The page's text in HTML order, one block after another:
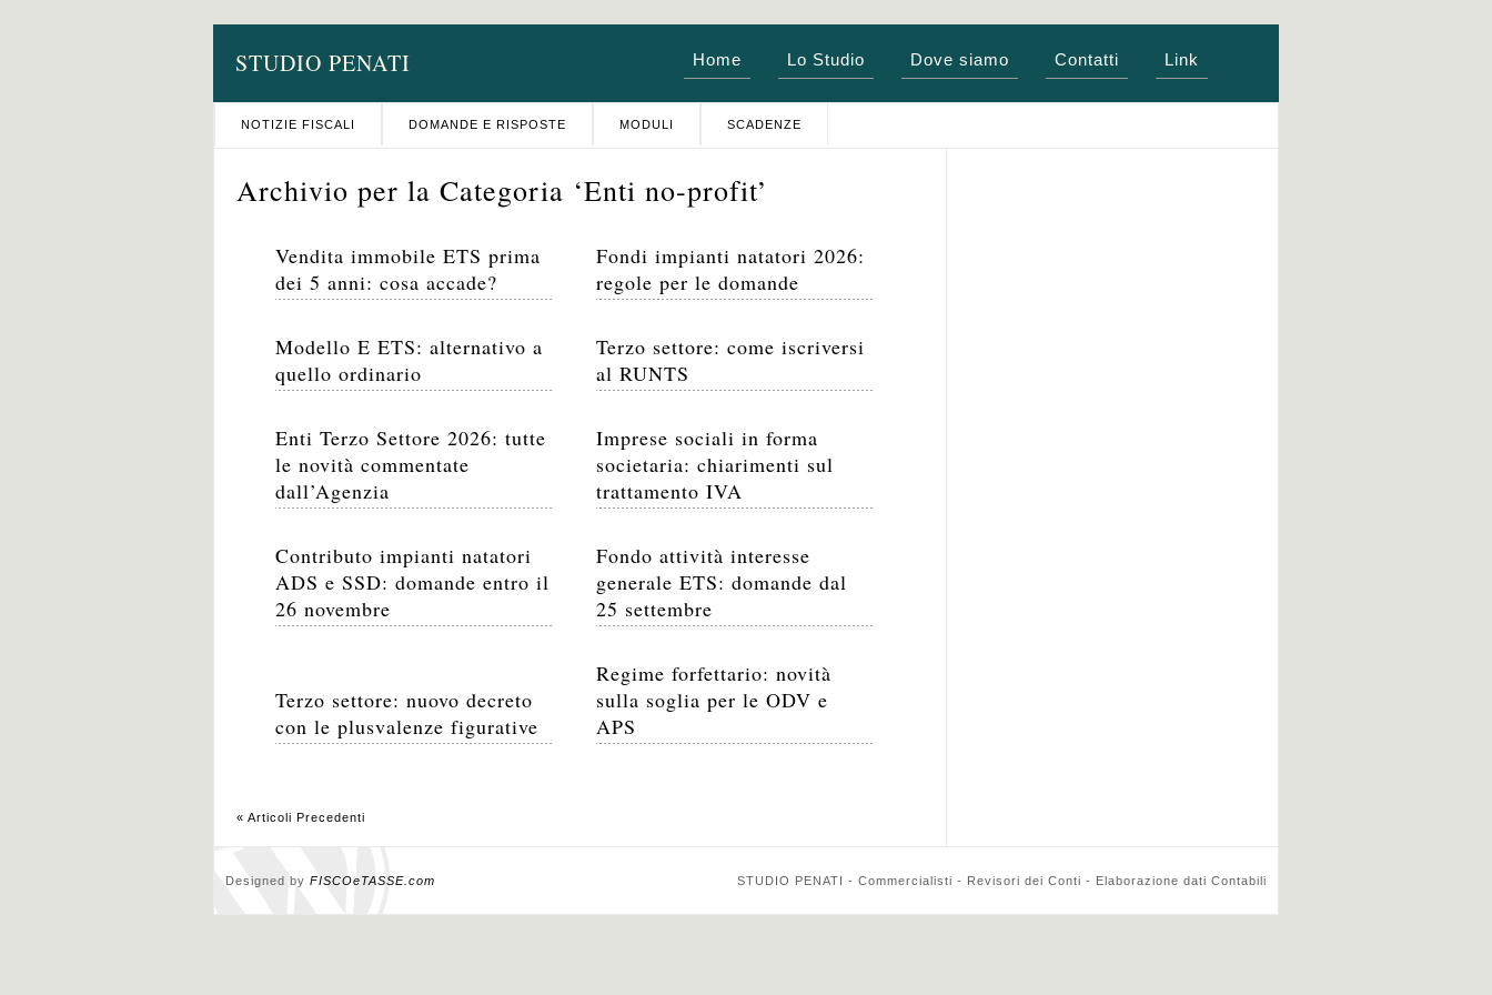
STUDIO PENATI Home Lo Studio Dove siamo Contatti Link
NOTIZIE FISCALI DOMANDE E RISPOSTE MODULI SCADENZE
Archivio per la Categoria ‘Enti no-profit’
Vendita immobile ETS prima
dei 5 anni: cosa accade?
Fondi impianti natatori 2026:
regole per le domande
Modello E ETS: alternativo a
quello ordinario
Terzo settore: come iscriversi
al RUNTS
Enti Terzo Settore 2026: tutte
le novità commentate
dall’Agenzia
Imprese sociali in forma
societaria: chiarimenti sul
trattamento IVA
Contributo impianti natatori
ADS e SSD: domande entro il
26 novembre
Fondo attività interesse
generale ETS: domande dal
25 settembre
Terzo settore: nuovo decreto
con le plusvalenze figurative
Regime forfettario: novità
sulla soglia per le ODV e
APS
« Articoli Precedenti
Designed by FISCOeTASSE.com STUDIO PENATI - Commercialisti - Revisori dei Conti - Elaborazione dati Contabili